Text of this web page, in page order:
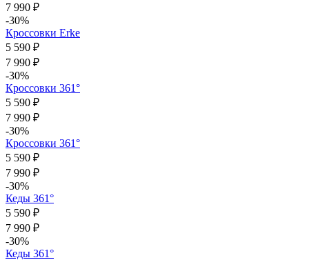
7 990 ₽
-30%
Кроссовки Erke
5 590 ₽
7 990 ₽
-30%
Кроссовки 361°
5 590 ₽
7 990 ₽
-30%
Кроссовки 361°
5 590 ₽
7 990 ₽
-30%
Кеды 361°
5 590 ₽
7 990 ₽
-30%
Кеды 361°